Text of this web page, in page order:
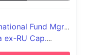
Fund Mgrs
ex-RU Cap.